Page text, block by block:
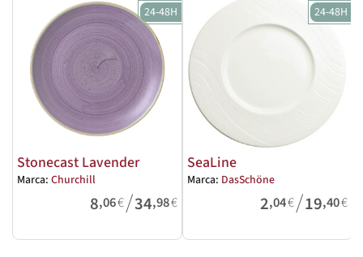
24-48H
Stonecast Lavender
Marca: Churchill
8,06€/34,98€
24-48H
SeaLine
Marca: DasSchöne
2,04€/19,40€